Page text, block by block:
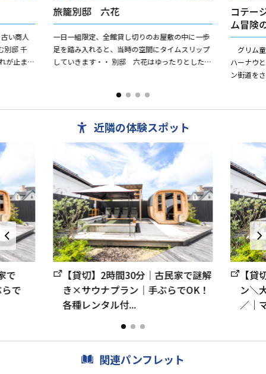
い商人
別邸 千
が止まり
旅籠別邸 六花
一日一組限定、全館貸し切りのお屋敷の中に一歩
足を踏み入れると、当時の空間にタイムスリップ
していきます・・ 別邸 六花はゆったりとした敷
コテー
ム冒険
グリム
ハーナウ
ン街道を
近隣の体験スポット
で
で
【貸切】2時間30分｜古民家で謎解
き×サウナプラン｜手ぶらでOK！
各種レンタル付...
【
ン＼
／｜
関連パンフレット